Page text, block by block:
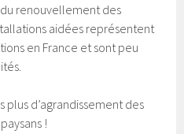
renouvellement des
aidées représentent
en France et sont peu
plus d’agrandissement des
!